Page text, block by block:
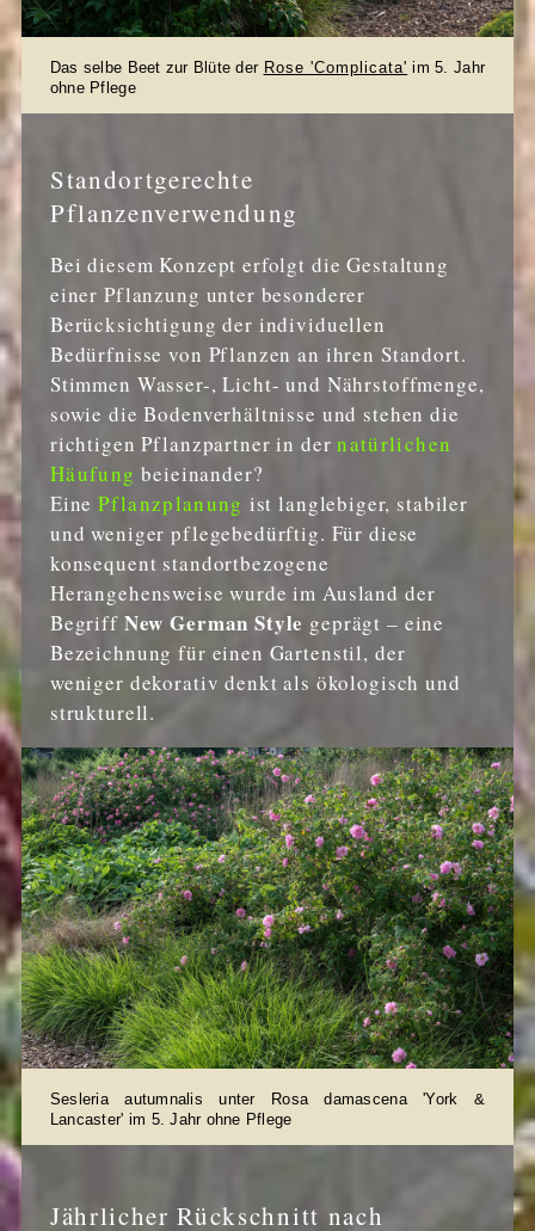
Das selbe Beet zur Blüte der Rose 'Complicata' im 5. Jahr
ohne Pflege
Standortgerechte
Pflanzenverwendung
Bei diesem Konzept erfolgt die Gestaltung
einer Pflanzung unter besonderer
Berücksichtigung der individuellen
Bedürfnisse von Pflanzen an ihren Standort.
Stimmen Wasser-, Licht- und Nährstoffmenge,
sowie die Bodenverhältnisse und stehen die
richtigen Pflanzpartner in dernatürlichen
Häufung beieinander?
EinePflanzplanung ist langlebiger, stabiler
und weniger pflegebedürftig. Für diese
konsequent standortbezogene
Herangehensweise wurde im Ausland der
Begriff New German Style geprägt – eine
Bezeichnung für einen Gartenstil, der
weniger dekorativ denkt als ökologisch und
strukturell.
Sesleria autumnalis unter Rosa damascena 'York &
Lancaster' im 5. Jahr ohne Pflege
Jährlicher Rückschnitt nach